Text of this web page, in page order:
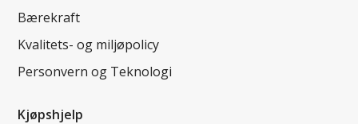
Bærekraft
Kvalitets- og miljøpolicy
Personvern og Teknologi
Kjøpshjelp